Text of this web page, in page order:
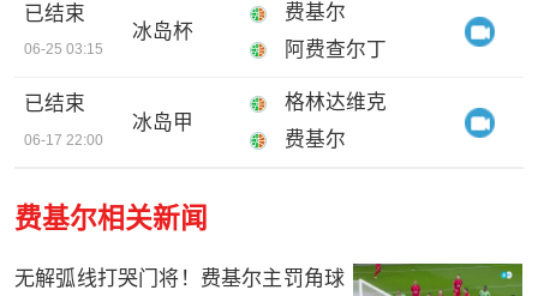
已结束
06-25 03:15
冰岛杯
费基尔
阿费查尔丁
已结束
06-17 22:00
冰岛甲
格林达维克
费基尔
费基尔相关新闻
无解弧线打哭门将！费基尔主罚角球